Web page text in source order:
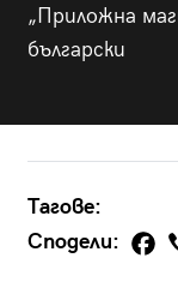
„Приложна
български
Тагове:
Сподели: